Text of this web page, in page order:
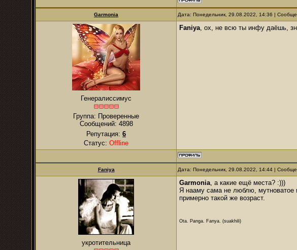
Garmonia Дата: Понедельник, 29.08.2022, 14:36 |
Генералиссимус
Группа: Проверенные
Сообщений: 4898
Репутация: 6
Статус: Offline
Faniya, ох, не всю ты инфу даёшь,
Faniya Дата: Понедельник, 29.08.2022, 14:44 |
укротительница
Garmonia, а какие ещё места? :)))
Я нааму сама не люблю, мутноватое
примерно такой же возраст.
Ota. Panga. Fanya. (suakhili)